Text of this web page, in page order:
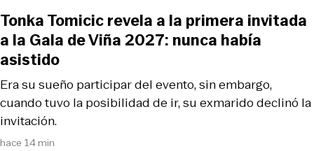
hace 14 min
Era su sueño participar del evento, sin embargo,
cuando tuvo la posibilidad de ir, su exmarido declinó la
invitación.
Tonka Tomicic revela a la primera invitada
a la Gala de Viña 2027: nunca había
asistido